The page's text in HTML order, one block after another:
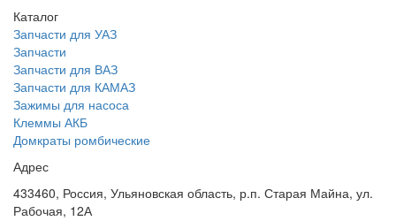
Каталог
Запчасти для УАЗ
Запчасти
Запчасти для ВАЗ
Запчасти для КАМАЗ
Зажимы для насоса
Клеммы АКБ
Домкраты ромбические
Адрес
433460, Россия, Ульяновская область, р.п. Старая Майна, ул.
Рабочая, 12А